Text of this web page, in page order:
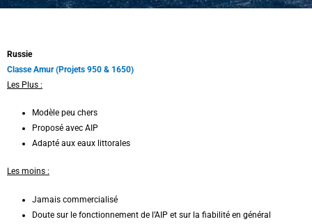
Russie
Classe Amur (Projets 950 & 1650)
Les Plus :
Modèle peu chers
Proposé avec AIP
Adapté aux eaux littorales
Les moins :
Jamais commercialisé
Doute sur le fonctionnement de l’AIP et sur la fiabilité en général